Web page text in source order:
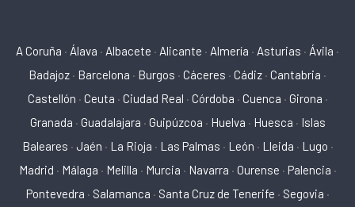
A Coruña · Álava · Albacete · Alicante · Almería · Asturias · Ávila ·
Badajoz · Barcelona · Burgos · Cáceres · Cádiz · Cantabria ·
Castellón · Ceuta · Ciudad Real · Córdoba · Cuenca · Girona ·
Granada · Guadalajara · Guipúzcoa · Huelva · Huesca · Islas
Baleares · Jaén · La Rioja · Las Palmas · León · Lleida · Lugo ·
Madrid · Málaga · Melilla · Murcia · Navarra · Ourense · Palencia ·
Pontevedra · Salamanca · Santa Cruz de Tenerife · Segovia ·